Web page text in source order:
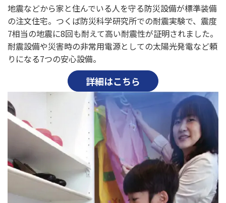
地震などから家と住んでいる人を守る防災設備が標準装備
の注文住宅。つくば防災科学研究所での耐震実験で、震度
7相当の地震に8回も耐えて高い耐震性が証明されました。
耐震設備や災害時の非常用電源としての太陽光発電など頼
りになる7つの安心設備。
詳細はこちら